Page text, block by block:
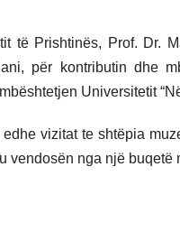
të Prishtinës, Prof. Dr.
për kontributin dhe
Universitetit
vizitat te shtëpia
vendosën nga një buqetë